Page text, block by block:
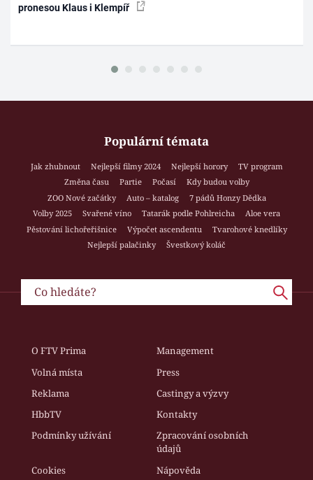
pronesou Klaus i Klempíř
Populární témata
Jak zhubnout Nejlepší filmy 2024 Nejlepší horory
TV program
Změna času
Partie Počasí
Kdy budou volby
ZOO Nové začátky
Auto – katalog
7 pádů Honzy Dědka
Volby 2025
Svařené víno Tatarák podle Pohlreicha
Aloe vera
Pěstování lichořeřišnice
Výpočet ascendentu
Tvarohové knedlíky
Nejlepší palačinky
Švestkový koláč
O FTV Prima
Management
Volná místa
Press
Reklama
Castingy a výzvy
HbbTV
Kontakty
Podmínky užívání
Zpracování osobních
údajů
Cookies
Nápověda